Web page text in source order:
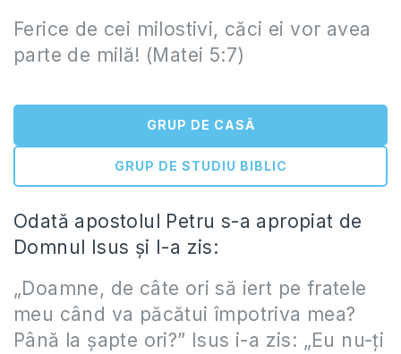
Ferice de cei milostivi, căci ei vor avea
parte de milă! (Matei 5:7)
GRUP DE CASĂ
GRUP DE STUDIU BIBLIC
Odată apostolul Petru s-a apropiat de
Domnul Isus şi I-a zis:
„Doamne, de câte ori să iert pe fratele
meu când va păcătui împotriva mea?
Până la şapte ori?” Isus i-a zis: „Eu nu-ţi